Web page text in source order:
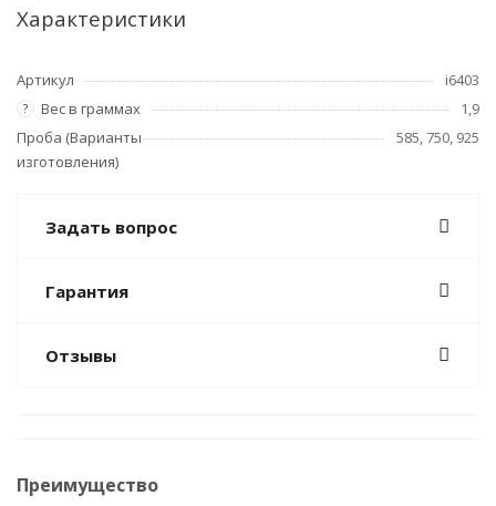
Характеристики
Артикул i6403
? Вес в граммах
1,9
Проба (Варианты
изготовления)
585, 750, 925
Задать вопрос
Гарантия
Отзывы
Преимущество